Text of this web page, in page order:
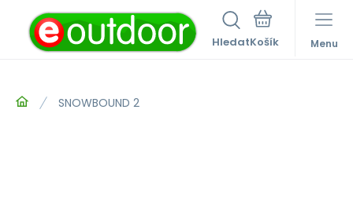
Hledat Menu
SNOWBOUND 2